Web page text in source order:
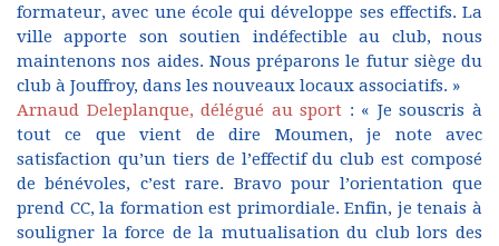
formateur, avec une école qui développe ses effectifs. La
ville apporte son soutien indéfectible au club, nous
maintenons nos aides. Nous préparons le futur siège du
club à Jouffroy, dans les nouveaux locaux associatifs. »
Arnaud Deleplanque, délégué au sport : « Je souscris à
tout ce que vient de dire Moumen, je note avec
satisfaction qu’un tiers de l’effectif du club est composé
de bénévoles, c’est rare. Bravo pour l’orientation que
prend CC, la formation est primordiale. Enfin, je tenais à
souligner la force de la mutualisation du club lors des